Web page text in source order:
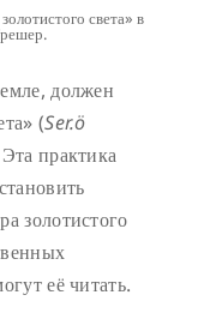
света» в
должен
(Ser.ö
практика
золотистого
её читать.